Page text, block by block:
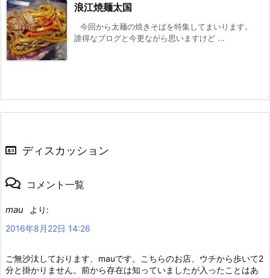
浪江焼麺太国
今回から太麺の焼きそばを特集してまいります。
誰得なブログと今更ながら思いますけど ...
ディスカッション
コメント一覧
mau
より:
2016年8月22日 14:26
ご無沙汰しております、mauです。こちらのお店、ウチから歩いて2
分と掛かりません。前から存在は知っていましたが入ったことはあ